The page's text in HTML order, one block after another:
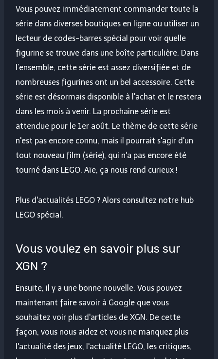
Vous pouvez immédiatement commander toute la
série dans diverses boutiques en ligne ou utiliser un
lecteur de codes-barres spécial pour voir quelle
figurine se trouve dans une boîte particulière. Dans
l’ensemble, cette série est assez diversifiée et de
nombreuses figurines ont un bel accessoire. Cette
série est désormais disponible à l'achat et le restera
dans les mois à venir. La prochaine série est
attendue pour le 1er août. Le thème de cette série
n'est pas encore connu, mais il pourrait s'agir d'un
tout nouveau film (série), qui n'a pas encore été
tourné dans LEGO. Aïe, ça nous rend curieux !
Plus d'actualités LEGO ? Alors consultez notre hub
LEGO spécial.
Vous voulez en savoir plus sur
XGN ?
Ensuite, il y a une bonne nouvelle. Vous pouvez
maintenant faire savoir à Google que vous
souhaitez voir plus d'articles de XGN. De cette
façon, vous nous aidez et vous ne manquez plus
l'actualité des jeux, l'actualité LEGO, les critiques,